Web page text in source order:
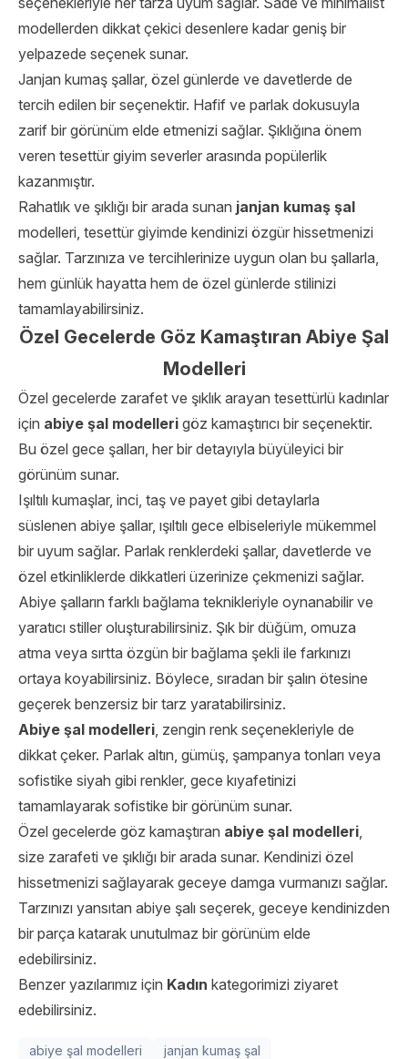
modellerden dikkat çekici desenlere kadar geniş bir
yelpazede seçenek sunar.
Janjan kumaş şallar, özel günlerde ve davetlerde de
tercih edilen bir seçenektir. Hafif ve parlak dokusuyla
zarif bir görünüm elde etmenizi sağlar. Şıklığına önem
veren tesettür giyim severler arasında popülerlik
kazanmıştır.
Rahatlık ve şıklığı bir arada sunan janjan kumaş şal
modelleri, tesettür giyimde kendinizi özgür hissetmenizi
sağlar. Tarzınıza ve tercihlerinize uygun olan bu şallarla,
hem günlük hayatta hem de özel günlerde stilinizi
tamamlayabilirsiniz.
Özel Gecelerde Göz Kamaştıran Abiye Şal
Modelleri
Özel gecelerde zarafet ve şıklık arayan tesettürlü kadınlar
için abiye şal modelleri göz kamaştırıcı bir seçenektir.
Bu özel gece şalları, her bir detayıyla büyüleyici bir
görünüm sunar.
Işıltılı kumaşlar, inci, taş ve payet gibi detaylarla
süslenen abiye şallar, ışıltılı gece elbiseleriyle mükemmel
bir uyum sağlar. Parlak renklerdeki şallar, davetlerde ve
özel etkinliklerde dikkatleri üzerinize çekmenizi sağlar.
Abiye şalların farklı bağlama teknikleriyle oynanabilir ve
yaratıcı stiller oluşturabilirsiniz. Şık bir düğüm, omuza
atma veya sırtta özgün bir bağlama şekli ile farkınızı
ortaya koyabilirsiniz. Böylece, sıradan bir şalın ötesine
geçerek benzersiz bir tarz yaratabilirsiniz.
Abiye şal modelleri, zengin renk seçenekleriyle de
dikkat çeker. Parlak altın, gümüş, şampanya tonları veya
sofistike siyah gibi renkler, gece kıyafetinizi
tamamlayarak sofistike bir görünüm sunar.
Özel gecelerde göz kamaştıran abiye şal modelleri,
size zarafeti ve şıklığı bir arada sunar. Kendinizi özel
hissetmenizi sağlayarak geceye damga vurmanızı sağlar.
Tarzınızı yansıtan abiye şalı seçerek, geceye kendinizden
bir parça katarak unutulmaz bir görünüm elde
edebilirsiniz.
Benzer yazılarımız için Kadın kategorimizi ziyaret
edebilirsiniz.
abiye şal modelleri
janjan kumaş şal